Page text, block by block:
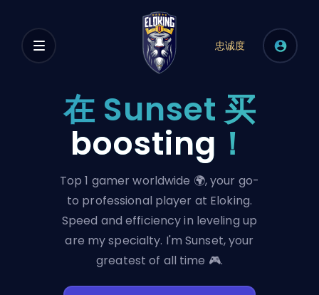
忠诚度
在 Sunset 买
boosting ！
Top 1 gamer worldwide 🌍, your go-
to professional player at Eloking.
Speed and efficiency in leveling up
are my specialty. I'm Sunset, your
greatest of all time 🎮.